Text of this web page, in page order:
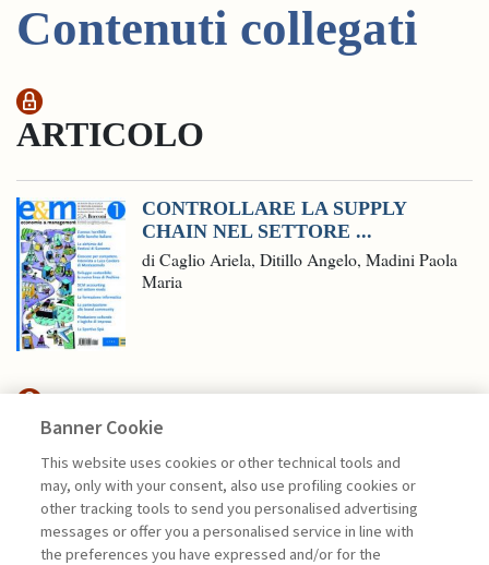
Contenuti collegati
ARTICOLO
CONTROLLARE LA SUPPLY
CHAIN NEL SETTORE ...
di Caglio Ariela, Ditillo Angelo, Madini Paola
Maria
MANAGEMENT TIPS
CAPIRE I COSTI PER DECIDERE
MEGLIO
di Massimo Aielli
Banner Cookie
This website uses cookies or other technical tools and
may, only with your consent, also use profiling cookies or
other tracking tools to send you personalised advertising
messages or offer you a personalised service in line with
the preferences you have expressed and/or for the